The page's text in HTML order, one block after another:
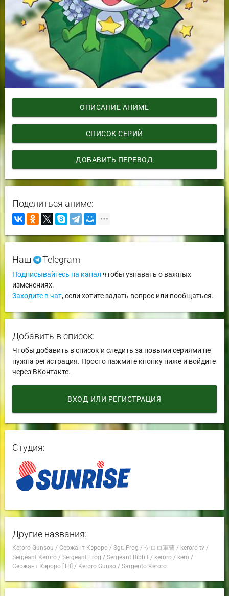
ОПИСАНИЕ АНИМЕ
СПИСОК СЕРИЙ
ДОБАВИТЬ ПЕРЕВОД
Поделиться аниме:
Наш Telegram
Подписывайтесь на канал чтобы узнавать о важных
изменениях.
Заходите в чат, если хотите задать вопрос или пообщаться.
Добавить в список:
Чтобы добавить в список и следить за новыми сериями не
нужна регистрация. Просто нажмите кнопку ниже и войдите
через ВКонтакте.
ВХОД ИЛИ РЕГИСТРАЦИЯ
Студия:
Другие названия:
Keroro Gunsou / Сержант Кэроро/ Sgt. Frog / ケロロ軍曹/ keroro tv/
Sergeant Keroro/ Sergeant Frog / Sergeant Ribbit/ keroro/ kero/
Сержант Кэроро [ТВ] / Keroro Gunso/ Sargento Keroro